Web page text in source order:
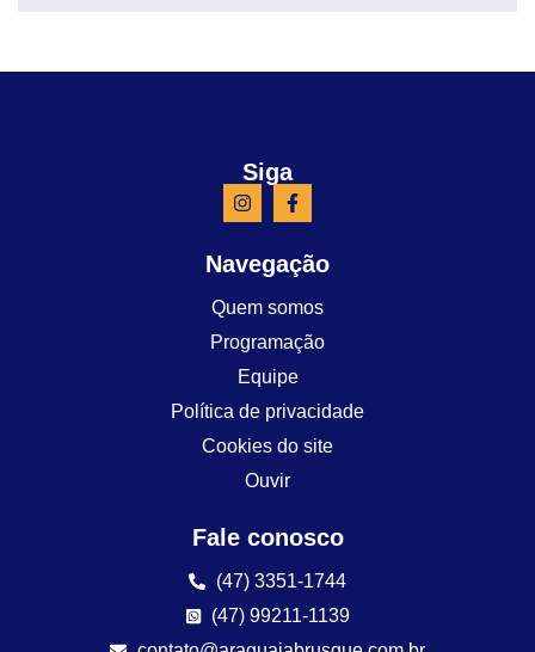
Siga
Navegação
Quem somos
Programação
Equipe
Política de privacidade
Cookies do site
Ouvir
Fale conosco
(47) 3351-1744
(47) 99211-1139